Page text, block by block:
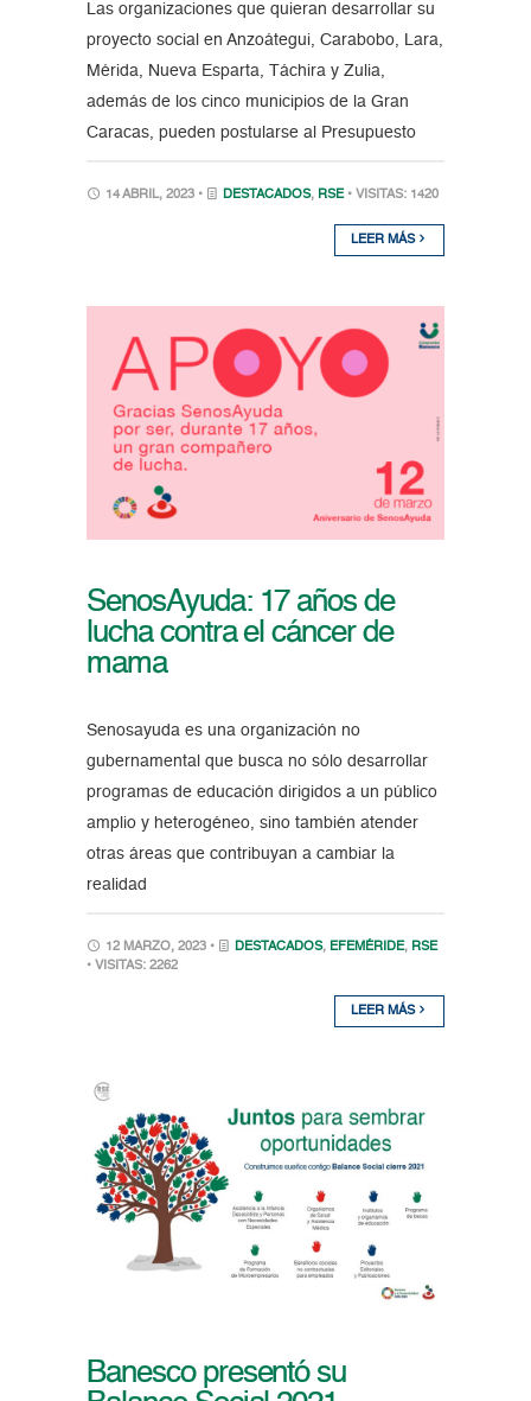
Las organizaciones que quieran desarrollar su
proyecto social en Anzoátegui, Carabobo, Lara,
Mérida, Nueva Esparta, Táchira y Zulia,
además de los cinco municipios de la Gran
Caracas, pueden postularse al Presupuesto
14 ABRIL, 2023 • DESTACADOS, RSE • VISITAS: 1420
LEER MÁS
SenosAyuda: 17 años de
lucha contra el cáncer de
mama
Senosayuda es una organización no
gubernamental que busca no sólo desarrollar
programas de educación dirigidos a un público
amplio y heterogéneo, sino también atender
otras áreas que contribuyan a cambiar la
realidad
12 MARZO, 2023 • DESTACADOS, EFEMÉRIDE, RSE
• VISITAS: 2262
LEER MÁS
Banesco presentó su